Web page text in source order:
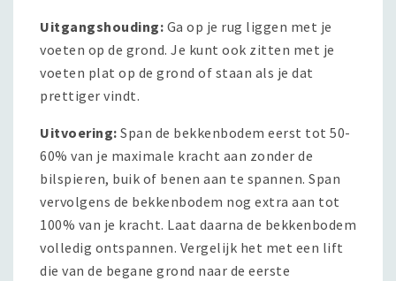
Uitgangshouding: Ga op je rug liggen met je
voeten op de grond. Je kunt ook zitten met je
voeten plat op de grond of staan als je dat
prettiger vindt.
Uitvoering: Span de bekkenbodem eerst tot 50-
60% van je maximale kracht aan zonder de
bilspieren, buik of benen aan te spannen. Span
vervolgens de bekkenbodem nog extra aan tot
100% van je kracht. Laat daarna de bekkenbodem
volledig ontspannen. Vergelijk het met een lift
die van de begane grond naar de eerste